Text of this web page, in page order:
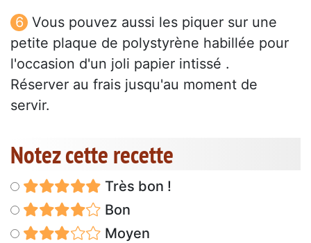
Vous pouvez aussi les piquer sur une
petite plaque de polystyrène habillée pour
l'occasion d'un joli papier intissé .
Réserver au frais jusqu'au moment de
servir.
Notez cette recette
Très bon !
Bon
Moyen